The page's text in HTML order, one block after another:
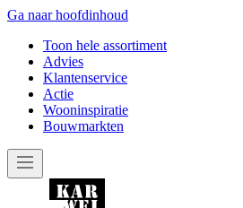
Ga naar hoofdinhoud
Toon hele assortiment
Advies
Klantenservice
Actie
Wooninspiratie
Bouwmarkten